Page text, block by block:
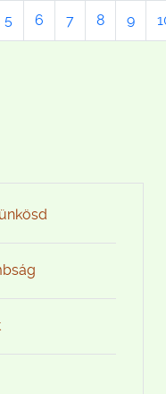
5 6 7 8 9